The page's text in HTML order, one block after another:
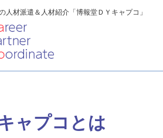
人材派遣＆人材紹介「博報堂ＤＹキャプコ」
ャプコとは